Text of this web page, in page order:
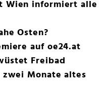
Wien informiert alle
Osten?
auf oe24.at
Freibad
Monate altes